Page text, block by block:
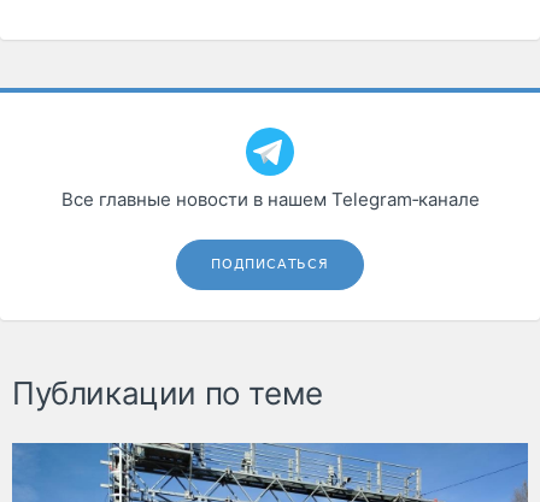
Все главные новости в нашем Telegram‑канале
ПОДПИСАТЬСЯ
Публикации по теме